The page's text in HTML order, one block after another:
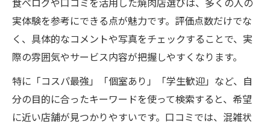
実体験を参考にできる点が魅力です。評価点数だけでな
く、具体的なコメントや写真をチェックすることで、実
際の雰囲気やサービス内容が把握しやすくなります。
特に「コスパ最強」「個室あり」「学生歓迎」など、自
分の目的に合ったキーワードを使って検索すると、希望
に近い店舗が見つかりやすいです。口コミでは、混雑状